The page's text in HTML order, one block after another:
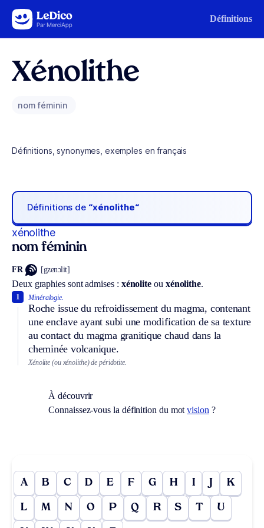
Aller au contenu Définitions
Xénolithe
nom féminin
Définitions, synonymes, exemples en français
Définitions de “xénolithe“
xénolithe
nom féminin
FR [gzenɔlit]
Deux graphies sont admises : xénolite ou xénolithe.
Minéralogie.
Roche issue du refroidissement du magma, contenant
une enclave ayant subi une modification de sa texture
au contact du magma granitique chaud dans la
cheminée volcanique.
1
Xénolite (ou xénolithe) de péridotite.
À découvrir
Connaissez-vous la définition du motvision ?
A B C D E F G H I J K
L M N O P Q R S T U